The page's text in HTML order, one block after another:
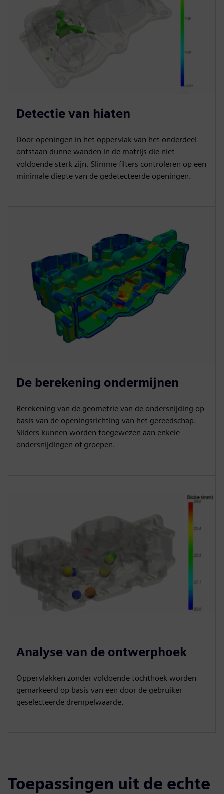
Detectie van hiaten
Door openingen in het oppervlak van het onderdeel
ontstaan dunne wanden in de matrijs die niet
voldoende sterk zijn. Slimme filters controleren op een
minimale diepte van de gedetecteerde openingen.
De berekening ondermijnen
Berekening van de geometrie van de ondersnijding op
basis van de openingsrichting van het gereedschap.
Sliders kunnen worden toegewezen aan enkele
ondersnijdingen of groepen.
Analyse van de ontwerphoek
Oppervlakken zonder voldoende tochthoek worden
gemarkeerd op basis van een door de gebruiker
geselecteerde drempelwaarde.
Toepassingen uit de echte